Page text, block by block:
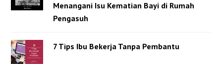
Menangani Isu Kematian Bayi di Rumah
Pengasuh
7 Tips Ibu Bekerja Tanpa Pembantu